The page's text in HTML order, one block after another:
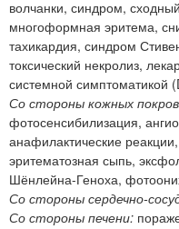
волчанки, синдром,
многоформная эритема,
тахикардия, синдром
токсический некролиз,
системной симптоматикой
Со стороны кожных
фотосенсибилизация,
анафилактические
эритематозная сыпь,
Шёнлейна-Геноха,
Со стороны сердечно-
Со стороны печени: